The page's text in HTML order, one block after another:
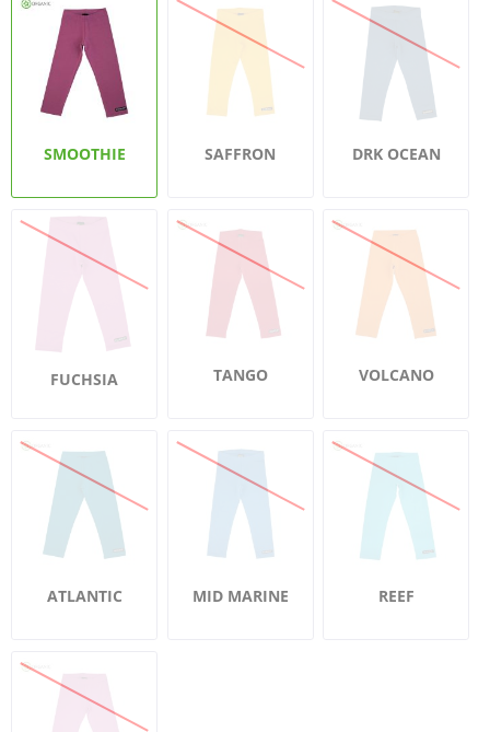
SMOOTHIE SAFFRON DRK OCEAN
FUCHSIA TANGO VOLCANO
ATLANTIC MID MARINE REEF